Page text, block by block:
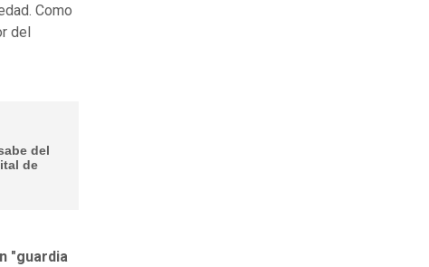
Como
del
del
de
"guardia